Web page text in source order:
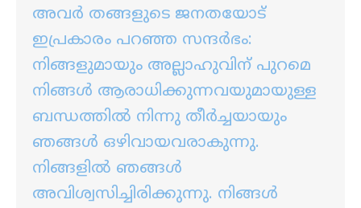
അവര്‍ തങ്ങളുടെ ജനതയോട്
ഇപ്രകാരം പറഞ്ഞ സന്ദര്‍ഭം:
നിങ്ങളുമായും അല്ലാഹുവിന് പുറമെ
നിങ്ങള്‍ ആരാധിക്കുന്നവയുമായുള്ള
ബന്ധത്തില്‍ നിന്നു തീര്‍ച്ചയായും
ഞങ്ങള്‍ ഒഴിവായവരാകുന്നു.
നിങ്ങളില്‍ ഞങ്ങള്‍
അവിശ്വസിച്ചിരിക്കുന്നു. നിങ്ങള്‍